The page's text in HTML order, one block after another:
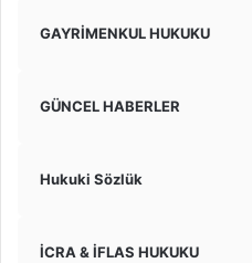
GAYRİMENKUL HUKUKU
GÜNCEL HABERLER
Hukuki Sözlük
İCRA & İFLAS HUKUKU